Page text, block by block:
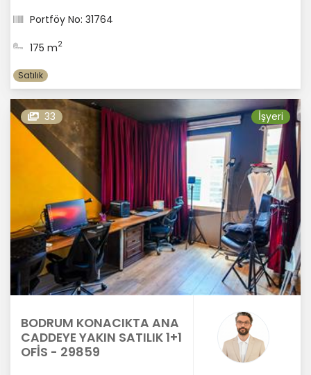
Portföy No: 31764
175 m2
Satılık
33 İşyeri
BODRUM KONACIKTA ANA
CADDEYE YAKIN SATILIK 1+1
OFİS - 29859